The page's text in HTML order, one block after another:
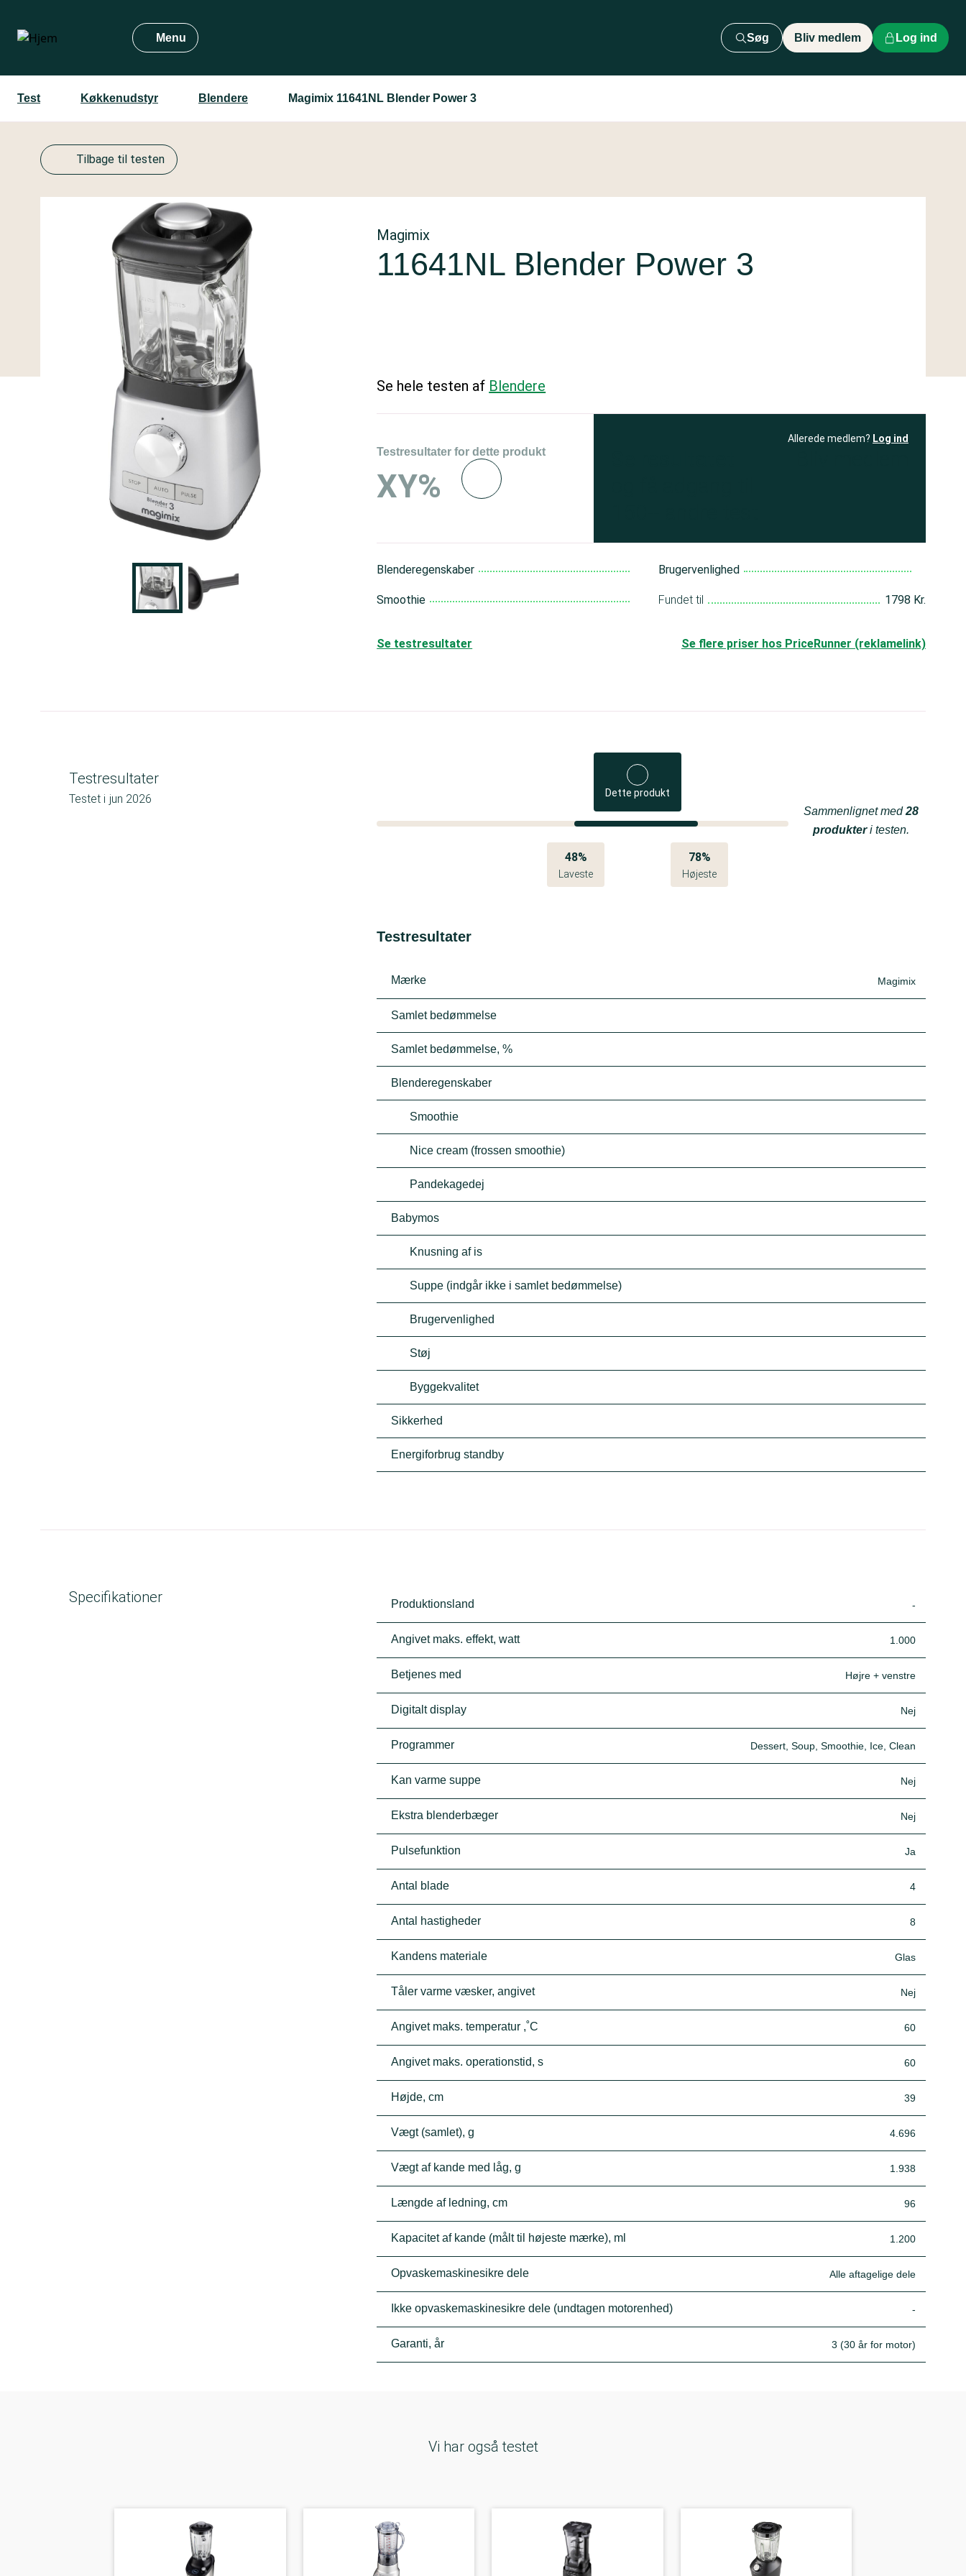
hovedindhold
Menu Søg Bliv medlem Log ind
Test Køkkenudstyr Blendere Magimix 11641NL Blender Power 3
Tilbage til testen
Magimix
11641NL Blender Power 3
Se hele testen af Blendere
Testresultater for dette produkt
XY%
Allerede medlem? Log ind
Blenderegenskaber
Smoothie
Brugervenlighed
Fundet til 1798 Kr.
Se flere priser hos PriceRunner (reklamelink)
Se testresultater
Testresultater
Testet i jun 2026 Dette produkt
48%
Laveste
78%
Højeste
Sammenlignet med28
produkteri testen.
Testresultater
Mærke Magimix
Samlet bedømmelse
Samlet bedømmelse, %
Blenderegenskaber
Smoothie
Nice cream (frossen smoothie)
Pandekagedej
Babymos
Knusning af is
Suppe (indgår ikke i samlet bedømmelse)
Brugervenlighed
Støj
Byggekvalitet
Sikkerhed
Energiforbrug standby
Specifikationer Produktionsland -
Angivet maks. effekt, watt 1.000
Betjenes med Højre + venstre
Digitalt display Nej
Programmer Dessert, Soup, Smoothie, Ice, Clean
Kan varme suppe Nej
Ekstra blenderbæger Nej
Pulsefunktion Ja
Antal blade 4
Antal hastigheder 8
Kandens materiale Glas
Tåler varme væsker, angivet Nej
Angivet maks. temperatur ,˚C 60
Angivet maks. operationstid, s 60
Højde, cm 39
Vægt (samlet), g 4.696
Vægt af kande med låg, g 1.938
Længde af ledning, cm 96
Kapacitet af kande (målt til højeste mærke), ml 1.200
Opvaskemaskinesikre dele Alle aftagelige dele
Ikke opvaskemaskinesikre dele (undtagen motorenhed) -
Garanti, år 3 (30 år for motor)
Vi har også testet